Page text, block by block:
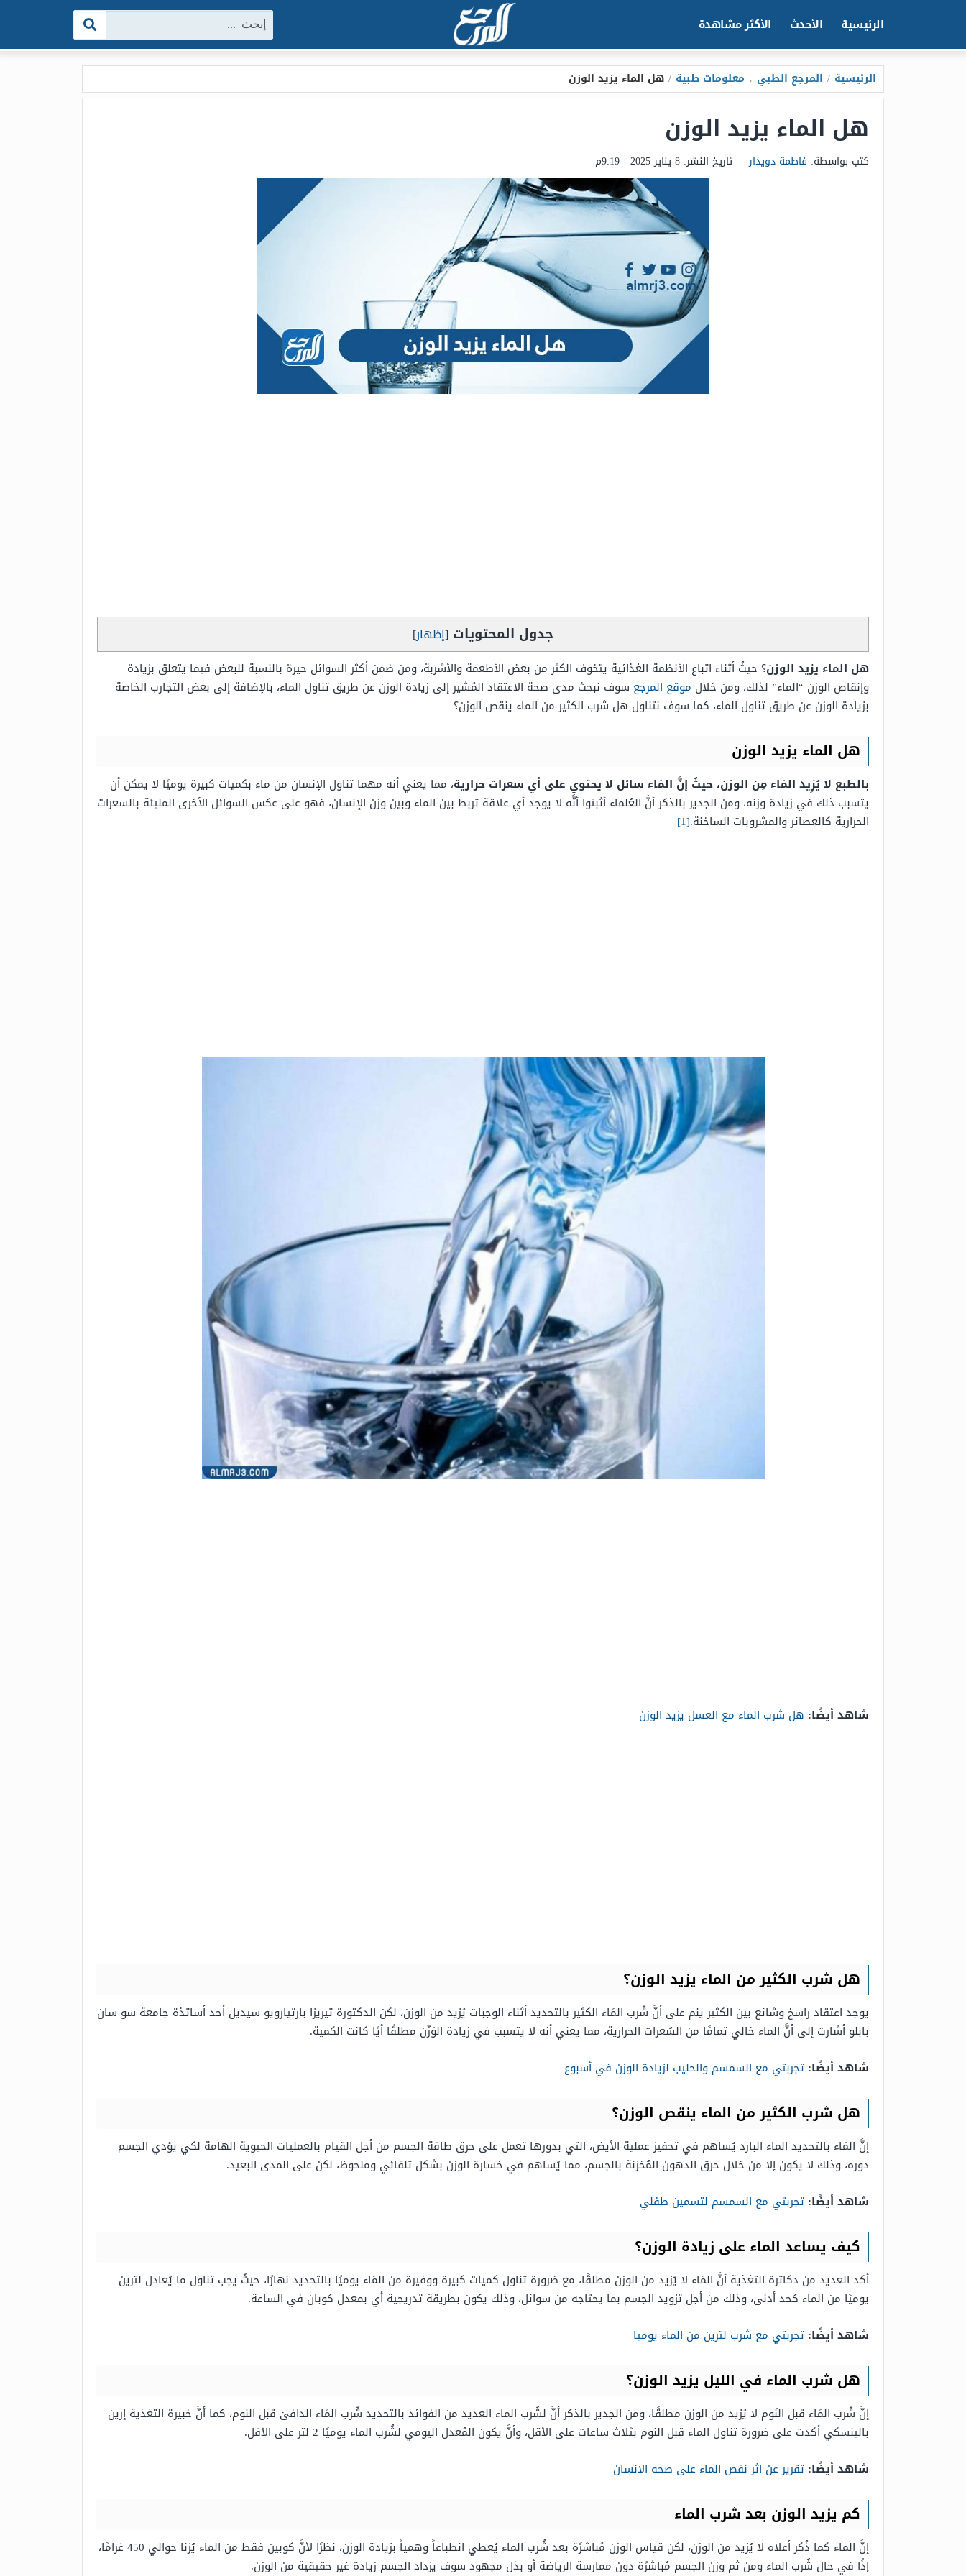
الرئيسية الأحدث الأكثر مشاهدة البحث:
الرئيسية / المرجع الطبي ، معلومات طبية / هل الماء يزيد الوزن
هل الماء يزيد الوزن
كتب بواسطة: فاطمة دويدار – تاريخ النشر: 8 يناير 2025 - 9:19م
جدول المحتويات [إظهار]
هل الماء يزيد الوزن؟ حيثُ أثناء اتباع الأنظمة الغذائية يتخوف الكثر من بعض الأطعمة والأشربة، ومن ضمن أكثر السوائل حيرة بالنسبة للبعض فيما يتعلق بزيادة
وإنقاص الوزن “الماء” لذلك، ومن خلال موقع المرجع سوف نبحث مدى صحة الاعتقاد المُشير إلى زيادة الوزن عن طريق تناول الماء، بالإضافة إلى بعض التجارب الخاصة
بزيادة الوزن عن طريق تناول الماء، كما سوف نتناول هل شرب الكثير من الماء ينقص الوزن؟
هل الماء يزيد الوزن
بالطبع لا يُزِيد المَاء مِن الوزن، حيثُ إنَّ المَاء سائل لا يحتوي على أي سعرات حرارية، مما يعني أنه مهما تناول الإنسان من ماء بكميات كبيرة يوميًا لا يمكن أن
يتسبب ذلك في زيادة وزنه، ومن الجدير بالذكر أنَّ العُلماء أثبتوا أنَّه لا يوجد أي علاقة تربط بين الماء وبين وزن الإنسان، فهو على عكس السوائل الأخرى المليئة بالسعرات
الحرارية كالعصائر والمشروبات الساخنة.[1]
شاهد أيضًا: هل شرب الماء مع العسل يزيد الوزن
هل شرب الكثير من الماء يزيد الوزن؟
يوجد اعتقاد راسخ وشائع بين الكثير ينم على أنَّ شُرب المَاء الكثير بالتحديد أثناء الوجبات يُزيد من الوزن، لكن الدكتورة تيريزا بارتيارويو سيديل أحد أساتذة جامعة سو سان
بابلو أشارت إلى أنَّ الماء خالي تمامًا من السُعرات الحرارية، مما يعني أنه لا يتسبب في زيادة الوَزّن مطلقًا أيًا كانت الكمية.
شاهد أيضًا: تجربتي مع السمسم والحليب لزيادة الوزن في أسبوع
هل شرب الكثير من الماء ينقص الوزن؟
إنَّ المَاء بالتحديد الماء البارد يُساهم في تحفيز عملية الأيض، التي بدورها تعمل على حرق طاقة الجسم من أجل القيام بالعمليات الحيوية الهامة لكي يؤدي الجسم
دوره، وذلك لا يكون إلا من خلال حرق الدهون المُخزنة بالجسم، مما يُساهم في خسارة الوزن بشكل تلقائي وملحوظ، لكن على المدى البعيد.
شاهد أيضًا: تجربتي مع السمسم لتسمين طفلي
كيف يساعد الماء على زيادة الوزن؟
أكد العديد من دكاترة التغذية أنَّ المَاء لا يُزيد من الوزن مطلقًا، مع ضرورة تناول كميات كبيرة ووفيرة من المَاء يوميًا بالتحديد نهارًا، حيثُ يجب تناول ما يُعادل لترين
يوميًا من الماء كحد أدنى، وذلك من أجل تزويد الجسم بما يحتاجه من سوائل، وذلك يكون بطريقة تدريجية أي بمعدل كوبان في الساعة.
شاهد أيضًا: تجربتي مع شرب لترين من الماء يوميا
هل شرب الماء في الليل يزيد الوزن؟
إنَّ شُرب المَاء قبل النَوم لا يُزيد من الوزن مطلقًا، ومن الجدير بالذكر أنَّ لشُرب الماء العديد من الفوائد بالتحديد شُرب المَاء الدافئ قبل النوم، كما أنَّ خبيرة التغذية إرين
بالينسكي أكدت على ضرورة تناول الماء قبل النوم بثلاث ساعات على الأقل، وأنَّ يكون المُعدل اليومي لشُرب الماء يوميًا 2 لتر على الأقل.
شاهد أيضًا: تقرير عن اثر نقص الماء على صحه الانسان
كم يزيد الوزن بعد شرب الماء
إنَّ الماء كما ذُكر أعلاه لا يُزيد من الوزن، لكن قياس الوزن مُباشرًة بعد شُرب الماء يُعطي انطباعاً وهمياً بزيادة الوزن، نظرًا لأنَّ كوبين فقط من الماء يُزنا حوالي 450 غرامًا،
إذًا في حال شُرب الماء ومن ثم وزن الجسم مُباشرًة دون ممارسة الرياضة أو بذل مجهود سوف يزداد الجسم زيادة غير حقيقية من الوزن.